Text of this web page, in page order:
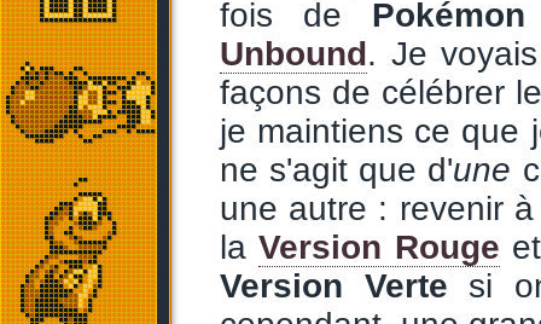
fois de Pokémon
Unbound. Je
façons de célébrer
je maintiens ce que
ne s'agit que d'une
une autre : revenir
laVersion Rouge
Version Verte si